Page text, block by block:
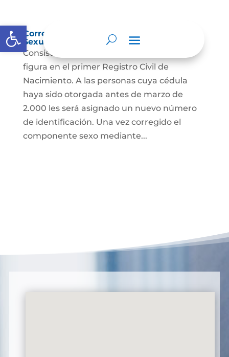
Abrir barra de herramientas
Corrección Componente de Identidad
Sexual en el Registro Civil de Nacimiento
Consiste en el cambio legal del sexo que
figura en el primer Registro Civil de
Nacimiento. A las personas cuya cédula
haya sido otorgada antes de marzo de
2.000 les será asignado un nuevo número
de identificación. Una vez corregido el
componente sexo mediante...